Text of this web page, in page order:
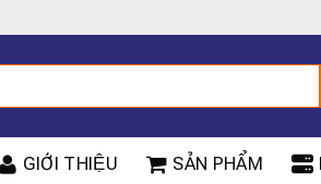
GIỚI THIỆU SẢN PHẨM